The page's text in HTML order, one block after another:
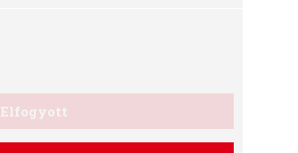
Elfogyott